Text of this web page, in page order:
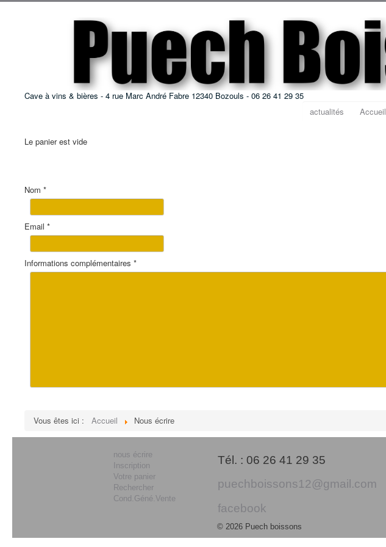
Cave à vins & bières - 4 rue Marc André Fabre 12340 Bozouls - 06 26 41 29 35
actualités
Accueil
Le panier est vide
Nom *
Email *
Informations complémentaires *
Vous êtes ici : Accueil Nous écrire
nous écrire
Inscription
Votre panier
Rechercher
Cond.Géné.Vente
Tél. : 06 26 41 29 35
puechboissons12@gmail.com
facebook
© 2026 Puech boissons